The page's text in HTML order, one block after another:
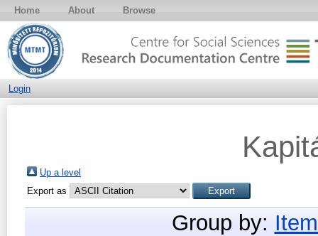
Home About Browse
Login
Up a level
Export as
Group by: